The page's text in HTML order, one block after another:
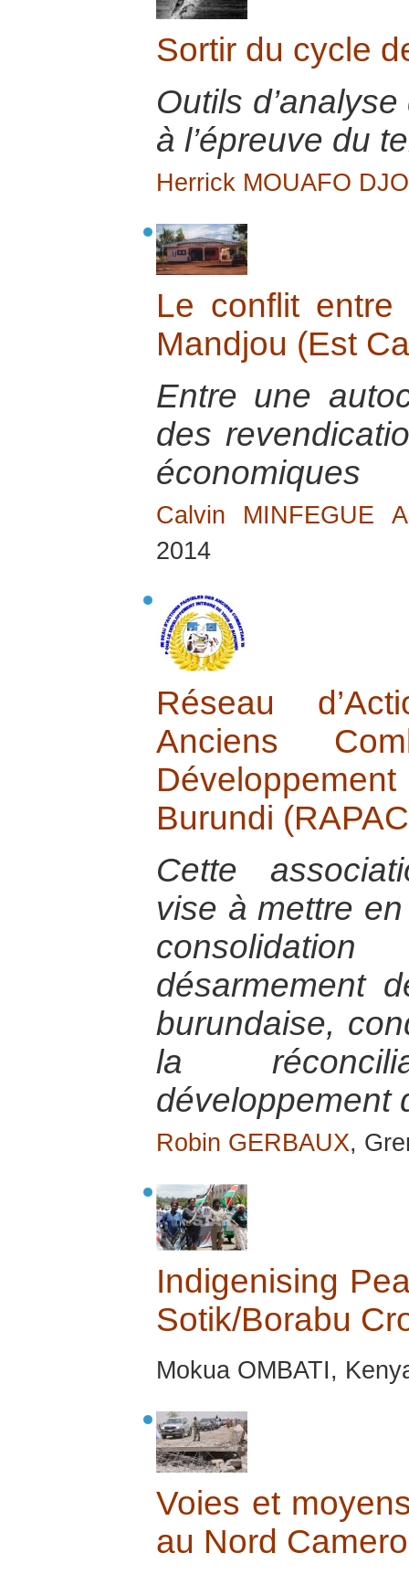
Sortir du cycle
Outils
à l’épreuve du
Herrick MOUAFO
Le conflit
Mandjou (Est
Entre une
des
économiques
Calvin MINFEGUE
2014
Réseau
Anciens
Burundi
Cette
vise à mettre
désarmement
burundaise,
la
développement
Robin GERBAUX,
Indigenising
Sotik/Borabu
Mokua OMBATI,
Voies et
au Nord